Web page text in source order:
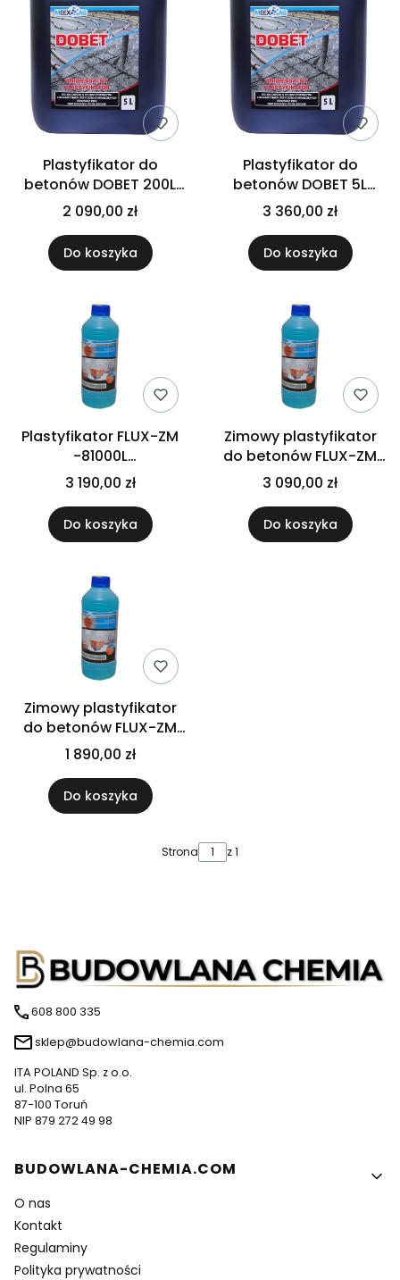
Plastyfikator do
betonów DOBET 200L
PALETA 2 sztuki
2 090,00 zł
Do koszyka
Plastyfikator do
betonów DOBET 5L
PALETA 120 sztuk
3 360,00 zł
Do koszyka
Plastyfikator FLUX-ZM
-81000L
PALETOPOJEMNIK
3 190,00 zł
Do koszyka
Zimowy plastyfikator
do betonów FLUX-ZM
-8 10L PALETA 60 sztuk
3 090,00 zł
Do koszyka
Zimowy plastyfikator
do betonów FLUX-ZM
-8 200L PALETA 2 sztuki
1 890,00 zł
Do koszyka
Strona z 1
608 800 335
sklep@budowlana-chemia.com
ITA POLAND Sp. z o.o.
ul. Polna 65
87-100 Toruń
NIP 879 272 49 98
Linki w stopce
BUDOWLANA-CHEMIA.COM
O nas
Kontakt
Regulaminy
Polityka prywatności